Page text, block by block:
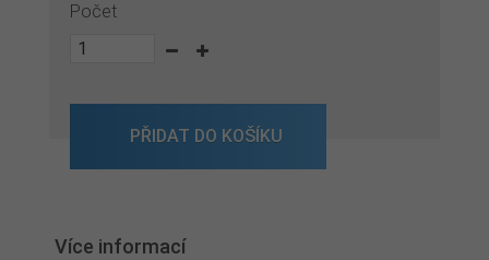
Počet
PŘIDAT DO KOŠÍKU
Více informací